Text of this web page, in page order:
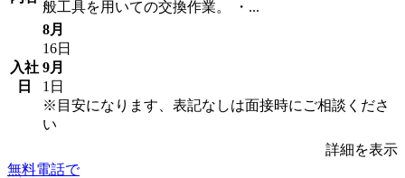
般工具を用いての交換作業。 ・...
入社
日
8月
16日
9月
1日
※目安になります、表記なしは面接時にご相談くださ
い
詳細を表示
無料電話で